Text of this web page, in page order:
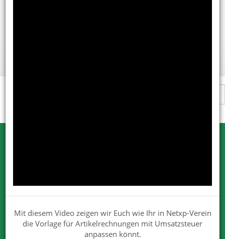
Mit diesem Video zeigen wir Euch wie Ihr in Netxp-Verein
die Vorlage für Artikelrechnungen mit Umsatzsteuer
anpassen könnt.
Wir sind von unseren Lösungen überzeugt. Deshalb dürfen
Sie uns gerne und ausgiebig testen.
Für Ihre Tests steht Ihnen der volle Funktionsumfang zur